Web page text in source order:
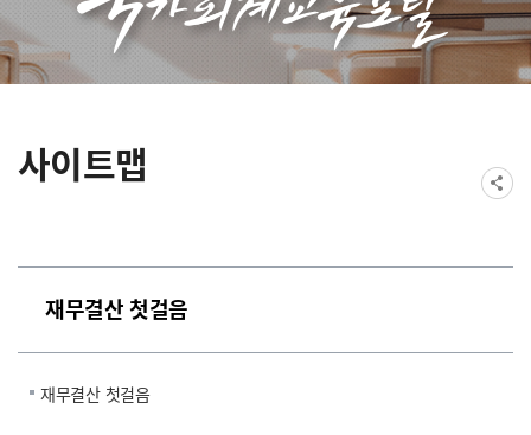
사이트맵
재무결산 첫걸음
재무결산 첫걸음